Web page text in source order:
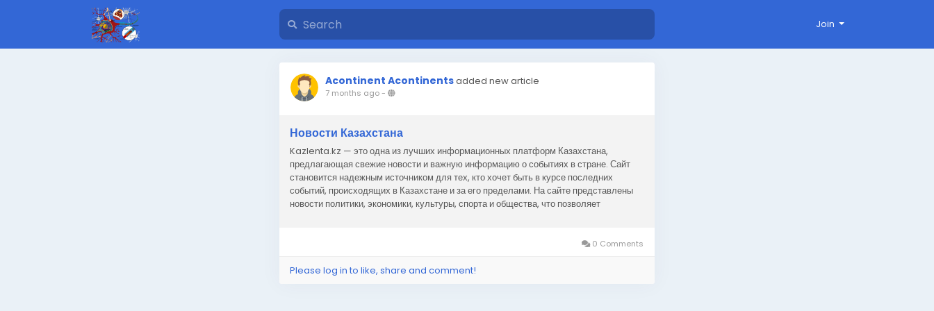
Join
Acontinent Acontinentsadded new article
7 months ago-
Новости Казахстана
Kazlenta.kz — это одна из лучших информационных платформ Казахстана,
предлагающая свежие новости и важную информацию о событиях в стране. Сайт
становится надежным источником для тех, кто хочет быть в курсе последних
событий, происходящих в Казахстане и за его пределами. На сайте представлены
новости политики, экономики, культуры, спорта и общества, что позволяет
0 Comments
Please log in to like, share and comment!